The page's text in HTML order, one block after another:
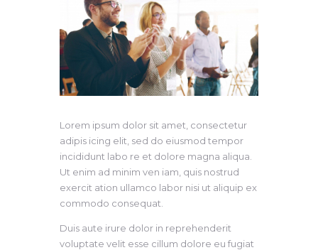
Lorem ipsum dolor sit amet, consectetur
adipis icing elit, sed do eiusmod tempor
incididunt labo re et dolore magna aliqua.
Ut enim ad minim ven iam, quis nostrud
exercit ation ullamco labor nisi ut aliquip ex
commodo consequat.
Duis aute irure dolor in reprehenderit
voluptate velit esse cillum dolore eu fugiat